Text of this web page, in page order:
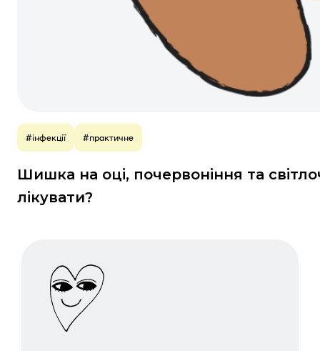
#інфекції #практичне
Шишка на оці, почервоніння та
лікувати?